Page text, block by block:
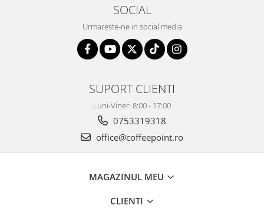
SOCIAL
Urmareste-ne in social media
SUPORT CLIENTI
Luni-Vineri 8:00 - 17:00
0753319318
office@coffeepoint.ro
MAGAZINUL MEU
CLIENTI